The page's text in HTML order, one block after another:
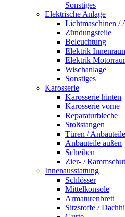
Sonstiges
Elektrische Anlage
Lichtmaschinen /
Zündungsteile
Beleuchtung
Elektrik
Elektrik
Wischanlage
Sonstiges
Karosserie
Karosserie hinten
Karosserie vorne
Reparaturbleche
Stoßstangen
Türen / Anbauteile
Anbauteile außen
Scheiben
Zier- /
Innenausstattung
Schlösser
Mittelkonsole
Armaturenbrett
Sitzstoffe /